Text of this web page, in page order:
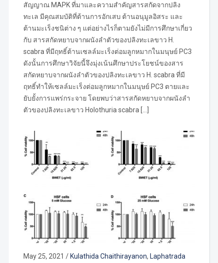
สัญญาณ MAPK ที่มาและความสำคัญสารสกัดจากปลิง
ทะเล มีคุณสมบัติที่ต้านการอักเสบ ต้านอนุมูลอิสระ และ
ต้านมะเร็งชนิต่าง ๆ แต่อย่างไรก็ตามยังไม่มีการศึกษาเกี่ยว
กับ สารสกัดหยาบจากผนังลำตัวของปลิงทะเลขาว H.
scabra ที่มีฤทธิ์ต้านเซลล์มะเร็งต่อมลูกหมากในมนุษย์ PC3
ดังนั้นการศึกษาวิจัยนี้จึงมุ่งเน้นศึกษาประโยชน์ของสาร
สกัดหยาบจากผนังลำตัวของปลิงทะเลขาว H. scabra ที่มี
ฤทธิ์ทำให้เซลล์มะเร็งต่อมลูกหมากในมนุษย์ PC3 ตายและ
ยับยั้งการแพร่กระจาย โดยพบว่าสารสกัดหยาบจากผนังลำ
ตัวของปลิงทะเลขาว Holothuria scabra […]
May 25, 2021 / Kulathida Chaithirayanon, Laphatrada